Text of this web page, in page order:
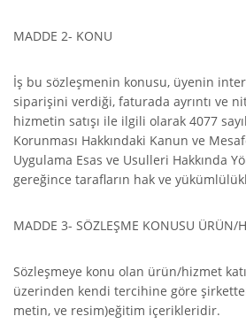
MADDE 2- KONU
İş bu sözleşmenin konusu, üyenin
siparişini verdiği, faturada ayrıntı ve
hizmetin satışı ile ilgili olarak 4077
Korunması Hakkındaki Kanun ve
Uygulama Esas ve Usulleri Hakkında
gereğince tarafların hak ve
MADDE 3- SÖZLEŞME KONUSU ÜRÜN/
Sözleşmeye konu olan ürün/hizmet
üzerinden kendi tercihine göre
metin, ve resim)eğitim içerikleridir.